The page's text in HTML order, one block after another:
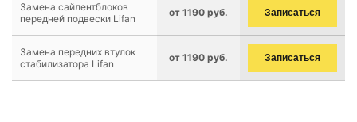
Замена сайлентблоков
передней подвески Lifan
от 1190 руб. Записаться
Замена передних втулок
стабилизатора Lifan
от 1190 руб. Записаться